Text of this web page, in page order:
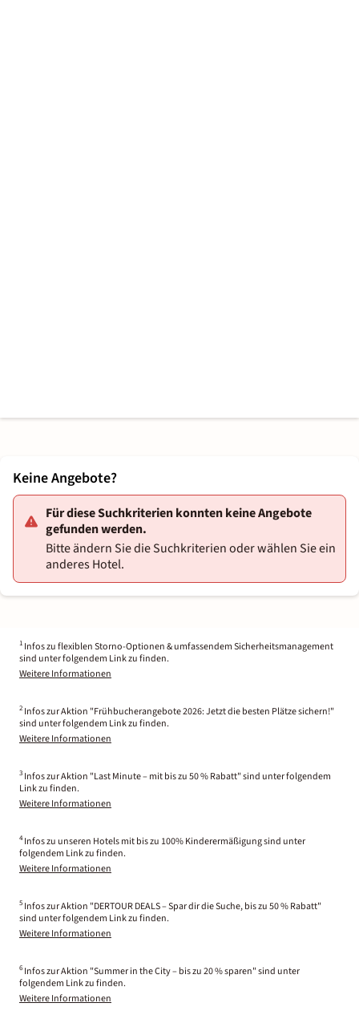
Keine Angebote?
Für diese Suchkriterien konnten keine Angebote
gefunden werden.
Bitte ändern Sie die Suchkriterien oder wählen Sie ein
anderes Hotel.
1 Infos zu flexiblen Storno-Optionen & umfassendem Sicherheitsmanagement
sind unter folgendem Link zu finden.
Weitere Informationen
2 Infos zur Aktion "Frühbucherangebote 2026: Jetzt die besten Plätze sichern!"
sind unter folgendem Link zu finden.
Weitere Informationen
3 Infos zur Aktion "Last Minute – mit bis zu 50 % Rabatt" sind unter folgendem
Link zu finden.
Weitere Informationen
4 Infos zu unseren Hotels mit bis zu 100% Kinderermäßigung sind unter
folgendem Link zu finden.
Weitere Informationen
5 Infos zur Aktion "DERTOUR DEALS – Spar dir die Suche, bis zu 50 % Rabatt"
sind unter folgendem Link zu finden.
Weitere Informationen
6 Infos zur Aktion "Summer in the City – bis zu 20 % sparen" sind unter
folgendem Link zu finden.
Weitere Informationen